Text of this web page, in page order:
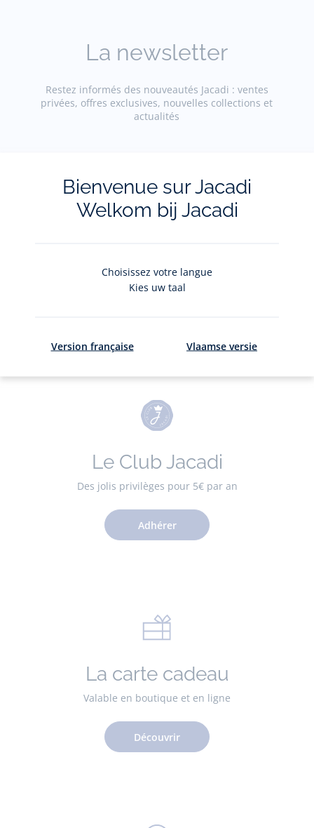
La newsletter
Restez informés des nouveautés Jacadi : ventes
privées, offres exclusives, nouvelles collections et
actualités
jacquesadit@gmail.com)
S'inscrire
Pour plus d'informations sur vos données personnelles,
ici.
Le Club Jacadi
Des jolis privilèges pour 5€ par an
Adhérer
La carte cadeau
Valable en boutique et en ligne
Découvrir
Bienvenue sur Jacadi
Welkom bij Jacadi
Choisissez votre langue
Kies uw taal
Version française Vlaamse versie